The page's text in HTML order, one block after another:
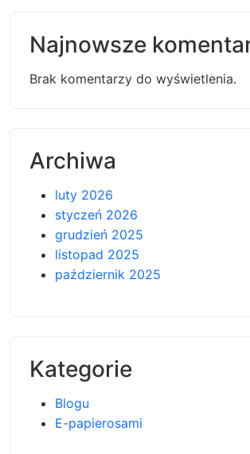
Najnowsze
Brak komentarzy do wyświetlenia.
Archiwa
luty 2026
styczeń 2026
grudzień 2025
listopad 2025
październik 2025
Kategorie
Blogu
E-papierosami